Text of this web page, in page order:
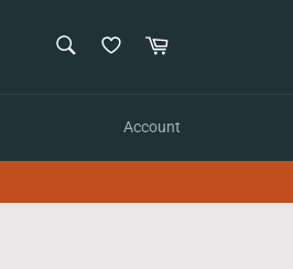
Cart
Account